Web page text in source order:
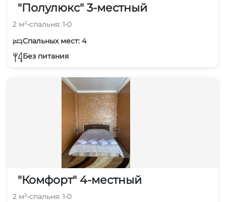
"Полулюкс" 3-местный
2 м²•спальня: 1•0
Спальных мест: 4
Без питания
"Комфорт" 4-местный
2 м²•спальня: 1•0